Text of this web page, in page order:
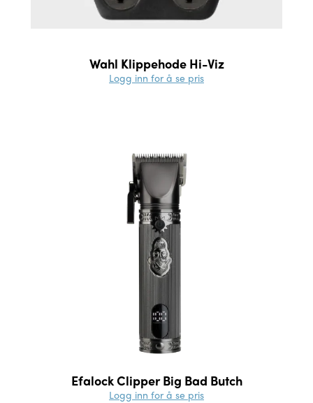
Wahl Klippehode Hi-Viz
Logg inn for å se pris
Efalock Clipper Big Bad Butch
Logg inn for å se pris